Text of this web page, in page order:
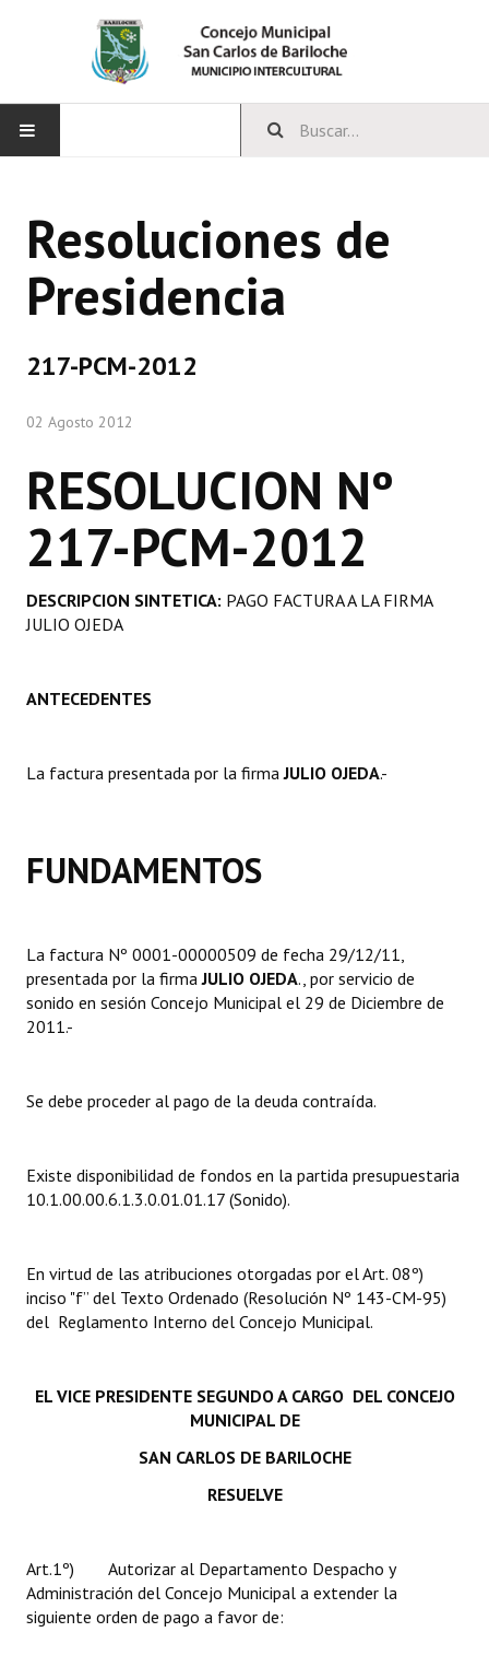
CONCEJO
Bloques Políticos
Comisiones Permanentes
Comisiones Especiales
Concejales Mandato Cumplido
Programas
LEGISLACIÓN
Constitución Nacional
Carta Orgánica 2007
DOCUMENTOS
Proyectos Presentados
Dictámenes Asesoría Letrada
Informes de Unidad Coordinadora
Actas de Audiencias Públicas
Comunicaciones
Resoluciones
Noticias Destacadas
Registros y Distinciones
Resoluciones de
Presidencia
217-PCM-2012
02 Agosto 2012
RESOLUCION Nº
217-PCM-2012
DESCRIPCION SINTETICA: PAGO FACTURA A LA FIRMA
JULIO OJEDA
ANTECEDENTES
La factura presentada por la firmaJULIO OJEDA.-
FUNDAMENTOS
La factura Nº 0001-00000509 de fecha 29/12/11,
presentada por la firmaJULIO OJEDA., por servicio de
sonido en sesión Concejo Municipal el 29 de Diciembre de
2011.-
Se debe proceder al pago de la deuda contraída.
Existe disponibilidad de fondos en la partida presupuestaria
10.1.00.00.6.1.3.0.01.01.17 (Sonido).
En virtud de las atribuciones otorgadas por el Art. 08º)
inciso "f” del Texto Ordenado (Resolución Nº 143-CM-95)
del Reglamento Interno del Concejo Municipal.
EL VICE PRESIDENTE SEGUNDO A CARGO DEL CONCEJO
MUNICIPAL DE
SAN CARLOS DE BARILOCHE
RESUELVE
Art.1º) Autorizar al Departamento Despacho y
Administración del Concejo Municipal a extender la
siguiente orden de pago a favor de: